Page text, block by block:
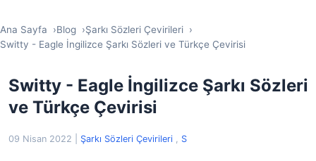
Ana Sayfa Blog
Şarkı Sözleri Çevirileri
Switty - Eagle İngilizce Şarkı Sözleri ve Türkçe Çevirisi
Switty - Eagle İngilizce Şarkı Sözleri
ve Türkçe Çevirisi
09 Nisan 2022 Şarkı Sözleri Çevirileri , S